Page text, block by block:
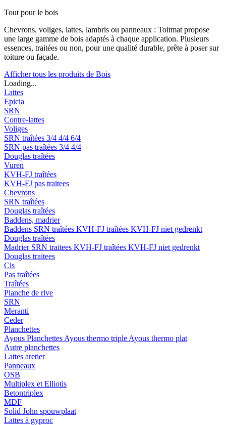
Tout pour le bois
Chevrons, voliges, lattes, lambris ou panneaux : Toitmat propose
une large gamme de bois adaptés à chaque application. Plusieurs
essences, traitées ou non, pour une qualité durable, prête à poser sur
toiture ou façade.
Afficher tous les produits de Bois
Loading...
Lattes
Epicia
SRN
Contre-lattes
Voliges
SRN traîtées 3/4 4/4 6/4
SRN pas traîtées 3/4 4/4
Douglas traîtées
Vuren
KVH-FJ traîtées
KVH-FJ pas traitees
Chevrons
SRN traîtées
Douglas traîtées
Baddens, madrier
Baddens SRN traîtées KVH-FJ traîtées KVH-FJ niet gedrenkt
Douglas traîtées
Madrier SRN traitees KVH-FJ traîtées KVH-FJ niet gedrenkt
Douglas traitees
Cls
Pas traîtées
Traîtées
Planche de rive
SRN
Meranti
Ceder
Planchettes
Ayous Planchettes Ayous thermo triple Ayous thermo plat
Autre planchettes
Lattes aretier
Panneaux
OSB
Multiplex et Elliotis
Betontriplex
MDF
Solid John spouwplaat
Lattes à gyproc